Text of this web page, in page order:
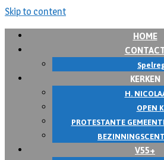
Skip to content
HOME
KERKEN
H.
OPEN
PROTESTANTE
V55+